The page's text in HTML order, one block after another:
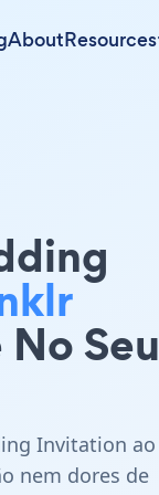
AboutResources
Seu
Invitation ao
nem dores de